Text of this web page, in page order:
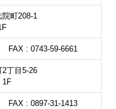
町208-1
: 0743-59-6661
丁目5-26
1F
: 0897-31-1413